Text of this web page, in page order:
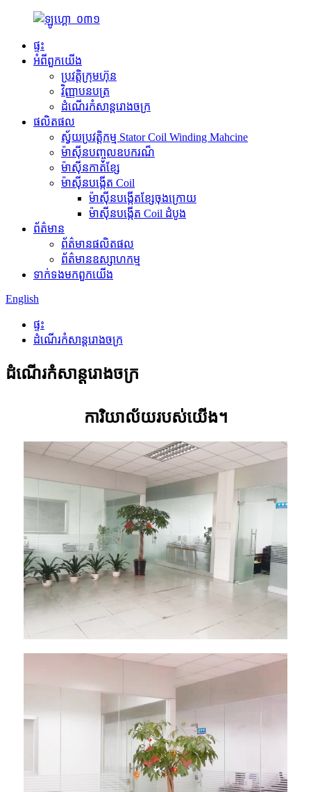
ផ្ទះ
អំពី​ពួក​យើង
ប្រវត្តិ​ក្រុមហ៊ុន
វិញ្ញាបនបត្រ
ដំណើរកំសាន្តរោងចក្រ
ផលិតផល
ស្វ័យប្រវត្តិកម្ម Stator Coil Winding Mahcine
ម៉ាស៊ីនបញ្ចូលឧបករណ៏
ម៉ាស៊ីនកាត់ខ្សែ
ម៉ាស៊ីនបង្កើត Coil
ម៉ាស៊ីនបង្កើតខ្សែចុងក្រោយ
ម៉ាស៊ីនបង្កើត Coil ដំបូង
ព័ត៌មាន
ព័ត៌មានផលិតផល
ព័ត៌មានឧស្សាហកម្ម
ទាក់ទង​មក​ពួក​យើង
English
ផ្ទះ
ដំណើរកំសាន្តរោងចក្រ
ដំណើរកំសាន្តរោងចក្រ
ការិយាល័យរបស់យើង។